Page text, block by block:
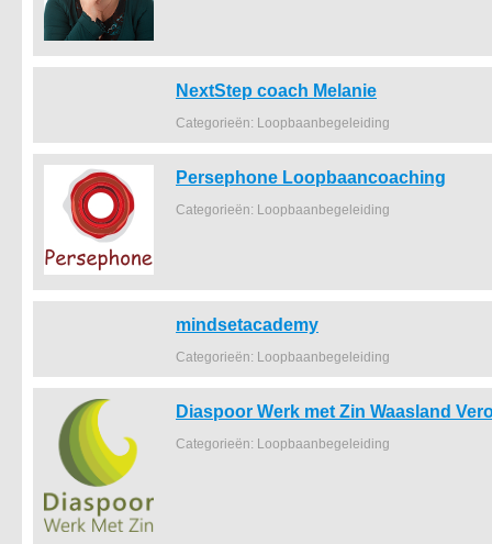
NextStep coach Melanie
Categorieën: Loopbaanbegeleiding
Persephone Loopbaancoaching
Categorieën: Loopbaanbegeleiding
mindsetacademy
Categorieën: Loopbaanbegeleiding
Diaspoor Werk met Zin Waasland
Categorieën: Loopbaanbegeleiding